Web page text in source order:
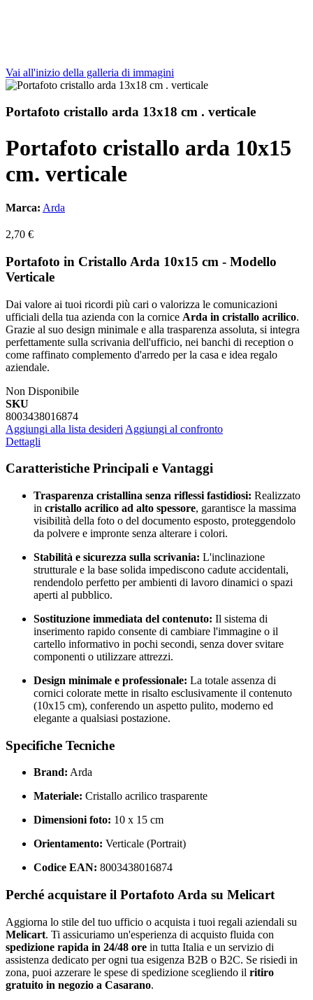
Vai all'inizio della galleria di immagini
Portafoto cristallo arda 13x18 cm . verticale
Portafoto cristallo arda 10x15
cm. verticale
Marca: Arda
2,70 €
Portafoto in Cristallo Arda 10x15 cm - Modello
Verticale
Dai valore ai tuoi ricordi più cari o valorizza le comunicazioni
ufficiali della tua azienda con la cornice Arda in cristallo acrilico.
Grazie al suo design minimale e alla trasparenza assoluta, si integra
perfettamente sulla scrivania dell'ufficio, nei banchi di reception o
come raffinato complemento d'arredo per la casa e idea regalo
aziendale.
Non Disponibile
SKU
8003438016874
Aggiungi alla lista desideri Aggiungi al confronto
Dettagli
Caratteristiche Principali e Vantaggi
Trasparenza cristallina senza riflessi fastidiosi: Realizzato
in cristallo acrilico ad alto spessore, garantisce la massima
visibilità della foto o del documento esposto, proteggendolo
da polvere e impronte senza alterare i colori.
Stabilità e sicurezza sulla scrivania: L'inclinazione
strutturale e la base solida impediscono cadute accidentali,
rendendolo perfetto per ambienti di lavoro dinamici o spazi
aperti al pubblico.
Sostituzione immediata del contenuto: Il sistema di
inserimento rapido consente di cambiare l'immagine o il
cartello informativo in pochi secondi, senza dover svitare
componenti o utilizzare attrezzi.
Design minimale e professionale: La totale assenza di
cornici colorate mette in risalto esclusivamente il contenuto
(10x15 cm), conferendo un aspetto pulito, moderno ed
elegante a qualsiasi postazione.
Specifiche Tecniche
Brand: Arda
Materiale: Cristallo acrilico trasparente
Dimensioni foto: 10 x 15 cm
Orientamento: Verticale (Portrait)
Codice EAN: 8003438016874
Perché acquistare il Portafoto Arda su Melicart
Aggiorna lo stile del tuo ufficio o acquista i tuoi regali aziendali su
Melicart. Ti assicuriamo un'esperienza di acquisto fluida con
spedizione rapida in 24/48 ore in tutta Italia e un servizio di
assistenza dedicato per ogni tua esigenza B2B o B2C. Se risiedi in
zona, puoi azzerare le spese di spedizione scegliendo il ritiro
gratuito in negozio a Casarano.